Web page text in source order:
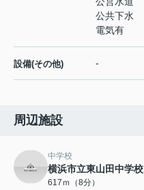
公共下水
電気有
設備(その他) -
周辺施設
中学校
横浜市立東山田中学校
617ｍ（8分）